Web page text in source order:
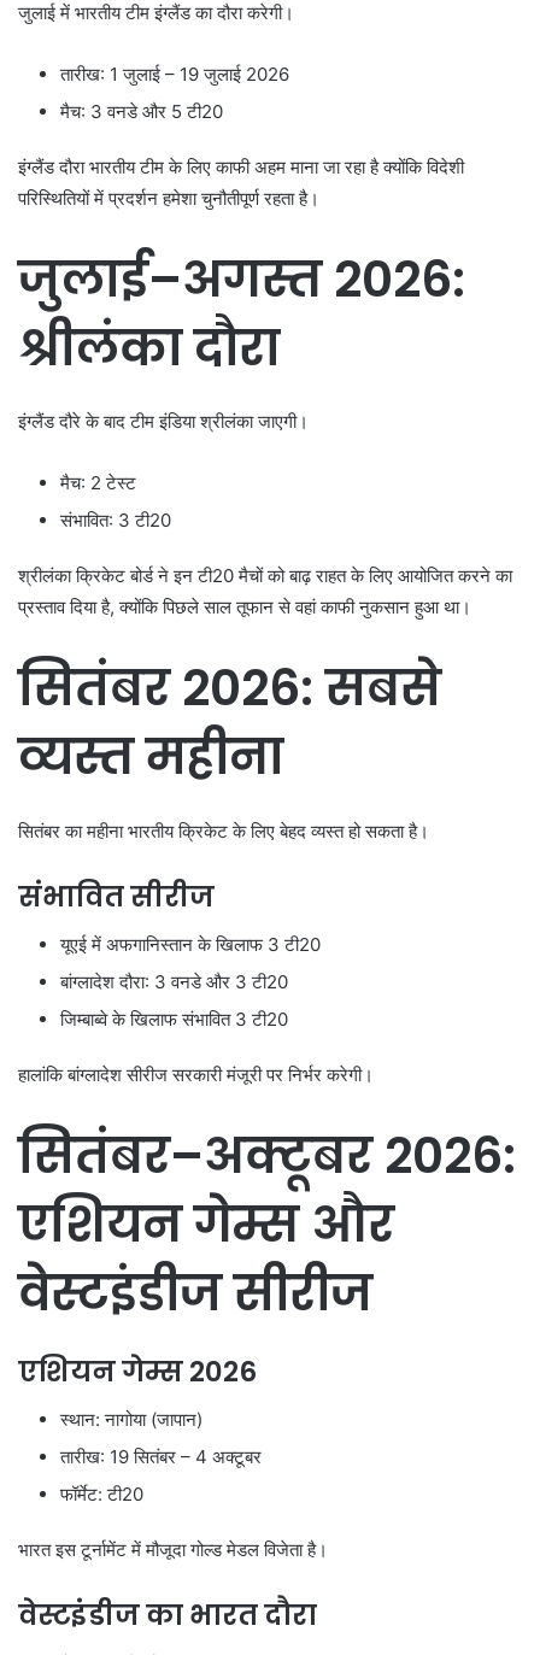
जुलाई में भारतीय टीम इंग्लैंड का दौरा करेगी।
तारीख: 1 जुलाई – 19 जुलाई 2026
मैच: 3 वनडे और 5 टी20
इंग्लैंड दौरा भारतीय टीम के लिए काफी अहम माना जा रहा है क्योंकि विदेशी
परिस्थितियों में प्रदर्शन हमेशा चुनौतीपूर्ण रहता है।
जुलाई–अगस्त 2026:
श्रीलंका दौरा
इंग्लैंड दौरे के बाद टीम इंडिया श्रीलंका जाएगी।
मैच: 2 टेस्ट
संभावित: 3 टी20
श्रीलंका क्रिकेट बोर्ड ने इन टी20 मैचों को बाढ़ राहत के लिए आयोजित करने का
प्रस्ताव दिया है, क्योंकि पिछले साल तूफान से वहां काफी नुकसान हुआ था।
सितंबर 2026: सबसे
व्यस्त महीना
सितंबर का महीना भारतीय क्रिकेट के लिए बेहद व्यस्त हो सकता है।
संभावित सीरीज
यूएई में अफगानिस्तान के खिलाफ 3 टी20
बांग्लादेश दौरा: 3 वनडे और 3 टी20
जिम्बाब्वे के खिलाफ संभावित 3 टी20
हालांकि बांग्लादेश सीरीज सरकारी मंजूरी पर निर्भर करेगी।
सितंबर–अक्टूबर 2026:
एशियन गेम्स और
वेस्टइंडीज सीरीज
एशियन गेम्स 2026
स्थान: नागोया (जापान)
तारीख: 19 सितंबर – 4 अक्टूबर
फॉर्मेट: टी20
भारत इस टूर्नामेंट में मौजूदा गोल्ड मेडल विजेता है।
वेस्टइंडीज का भारत दौरा